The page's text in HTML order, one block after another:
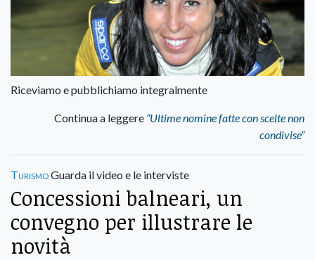
Riceviamo e pubblichiamo integralmente
Continua a leggere “Ultime nomine fatte con scelte non
condivise”
TurismoGuarda il video e le interviste
Concessioni balneari, un
convegno per illustrare le
novità